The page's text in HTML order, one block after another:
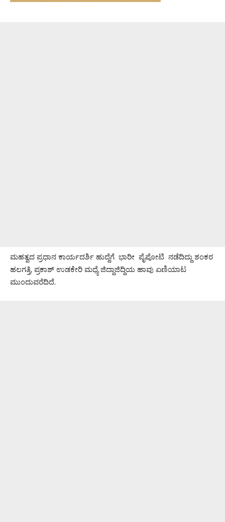
ಮಹತ್ವದ ಪ್ರಧಾನ ಕಾರ್ಯದರ್ಶಿ ಹುದ್ದೆಗೆ ಭಾರೀ ಪೈಪೋಟಿ ನಡೆದಿದ್ದು ಶಂಕರ
ಹಲಗತ್ತಿ, ಪ್ರಕಾಶ್ ಉಡಕೇರಿ ಮಧ್ಯೆ ಜಿದ್ದಾಜಿದ್ದಿಯ ಹಾವು ಏಣಿಯಾಟ
ಮುಂದುವರೆದಿದೆ.